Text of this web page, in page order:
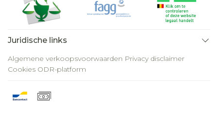
Juridische links
Algemene verkoopsvoorwaarden Privacy disclaimer
Cookies ODR-platform